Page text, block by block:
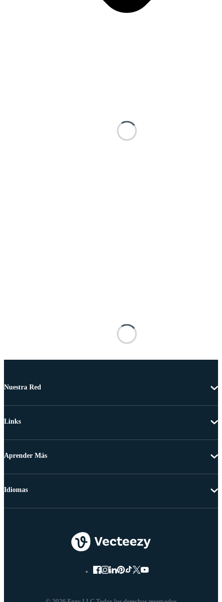
Nuestra Red
Links
Aprender Más
Idiomas